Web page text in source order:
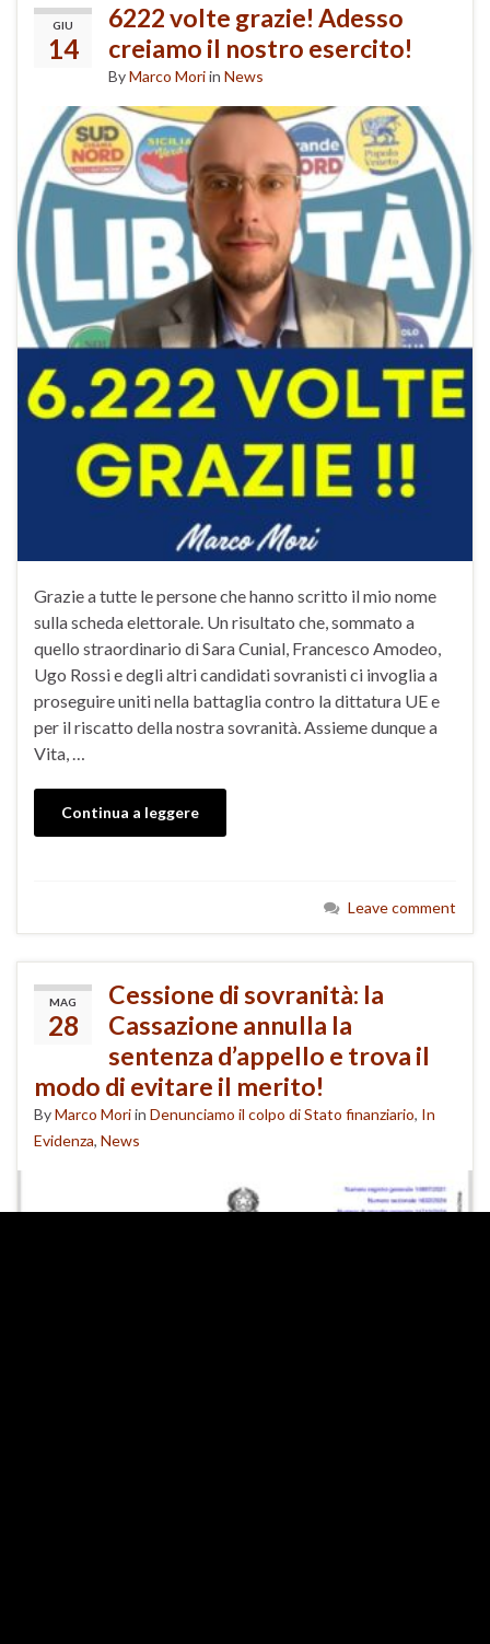
GIU
14
6222 volte grazie! Adesso
creiamo il nostro esercito!
ByMarco Moriin News
Grazie a tutte le persone che hanno scritto il mio nome
sulla scheda elettorale. Un risultato che, sommato a
quello straordinario di Sara Cunial, Francesco Amodeo,
Ugo Rossi e degli altri candidati sovranisti ci invoglia a
proseguire uniti nella battaglia contro la dittatura UE e
per il riscatto della nostra sovranità. Assieme dunque a
Vita, …
Continua a leggere
Leave comment
MAG
28
Cessione di sovranità: la
Cassazione annulla la
sentenza d’appello e trova il
modo di evitare il merito!
ByMarco Moriin Denunciamo il colpo di Stato finanziario, In
Evidenza, News